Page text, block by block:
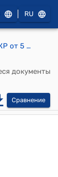
RU
Постановление Правительства КР от 5 марта 2010 года №128 " О Центре аккредитации при Министерстве экономического регулирования Кыргызской Республики"
документы
Сравнение